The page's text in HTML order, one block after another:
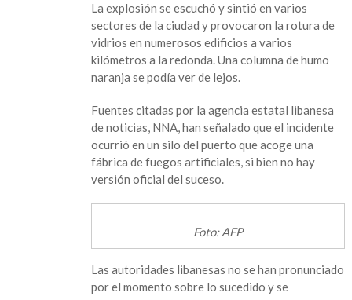
La explosión se escuchó y sintió en varios
sectores de la ciudad y provocaron la rotura de
vidrios en numerosos edificios a varios
kilómetros a la redonda. Una columna de humo
naranja se podía ver de lejos.
Fuentes citadas por la agencia estatal libanesa
de noticias, NNA, han señalado que el incidente
ocurrió en un silo del puerto que acoge una
fábrica de fuegos artificiales, si bien no hay
versión oficial del suceso.
Foto: AFP
Las autoridades libanesas no se han pronunciado
por el momento sobre lo sucedido y se